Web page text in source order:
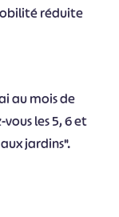
réduite
au mois de
les 5, 6 et
jardins".